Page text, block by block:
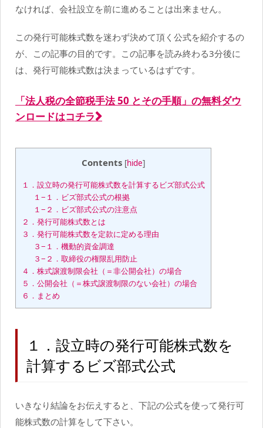
なければ、会社設立を前に進めることは出来ません。
この発行可能株式数を迷わず決めて頂く公式を紹介するの
が、この記事の目的です。この記事を読み終わる3分後に
は、発行可能株式数は決まっているはずです。
「法人税の全節税手法 50 とその手順」の無料ダウ
ンロードはコチラ
Contents [hide]
１．設立時の発行可能株式数を計算するビズ部式公式
１−１．ビズ部式公式の根拠
１−２．ビズ部式公式の注意点
２．発行可能株式数とは
３．発行可能株式数を定款に定める理由
３−１．機動的資金調達
３−２．取締役の権限乱用防止
４．株式譲渡制限会社（＝非公開会社）の場合
５．公開会社（＝株式譲渡制限のない会社）の場合
６．まとめ
１．設立時の発行可能株式数を
計算するビズ部式公式
いきなり結論をお伝えすると、下記の公式を使って発行可
能株式数の計算をして下さい。